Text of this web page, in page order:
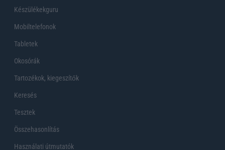
Készülékekguru
Mobiltelefonok
Tabletek
Okosórák
Tartozékok, kiegeszítők
Keresés
Tesztek
Összehasonlítás
Használati útmutatók